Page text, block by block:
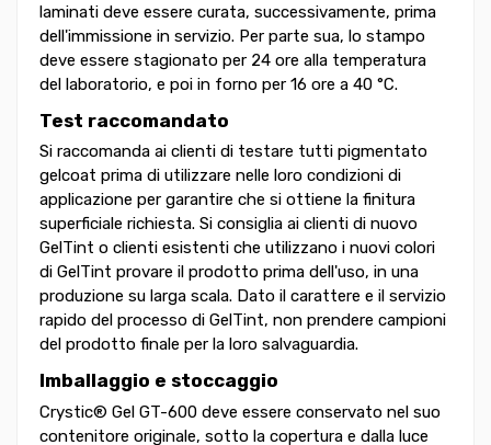
laminati deve essere curata, successivamente, prima
dell'immissione in servizio. Per parte sua, lo stampo
deve essere stagionato per 24 ore alla temperatura
del laboratorio, e poi in forno per 16 ore a 40 °C.
Test raccomandato
Si raccomanda ai clienti di testare tutti pigmentato
gelcoat prima di utilizzare nelle loro condizioni di
applicazione per garantire che si ottiene la finitura
superficiale richiesta. Si consiglia ai clienti di nuovo
GelTint o clienti esistenti che utilizzano i nuovi colori
di GelTint provare il prodotto prima dell'uso, in una
produzione su larga scala. Dato il carattere e il servizio
rapido del processo di GelTint, non prendere campioni
del prodotto finale per la loro salvaguardia.
Imballaggio e stoccaggio
Crystic® Gel GT-600 deve essere conservato nel suo
contenitore originale, sotto la copertura e dalla luce